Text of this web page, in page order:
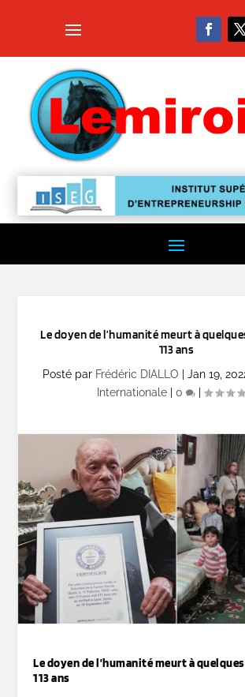
Le doyen de l’humanité meurt à
113 ans
Posté par Frédéric DIALLO Jan 19,
Internationale
0
Le doyen de l’humanité meurt à
113 ans